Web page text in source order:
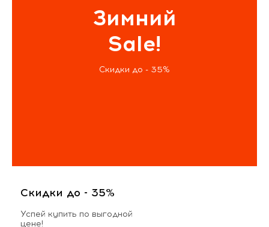
Зимний
Sale!
Скидки до - 35%
Скидки до - 35%
Успей купить по выгодной
цене!